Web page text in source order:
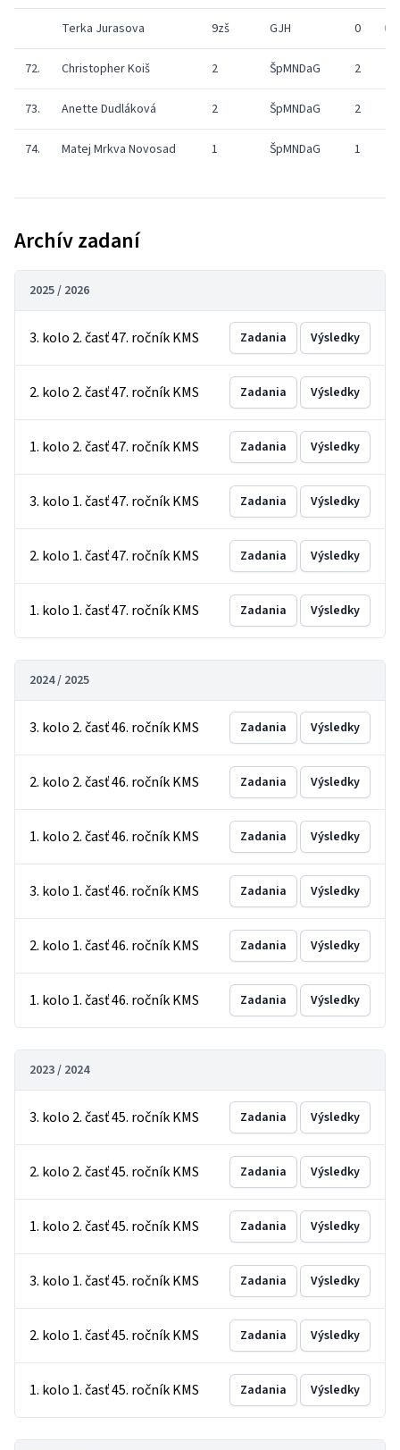
Terka Jurasova 9zš GJH 0 0
72. Christopher Koiš 2 ŠpMNDaG 2
73. Anette Dudláková 2 ŠpMNDaG 2
74. Matej Mrkva Novosad 1 ŠpMNDaG 1
Archív zadaní
2025 / 2026
3. kolo 2. časť 47. ročník KMS Zadania Výsledky
2. kolo 2. časť 47. ročník KMS Zadania Výsledky
1. kolo 2. časť 47. ročník KMS Zadania Výsledky
3. kolo 1. časť 47. ročník KMS Zadania Výsledky
2. kolo 1. časť 47. ročník KMS Zadania Výsledky
1. kolo 1. časť 47. ročník KMS Zadania Výsledky
2024 / 2025
3. kolo 2. časť 46. ročník KMS Zadania Výsledky
2. kolo 2. časť 46. ročník KMS Zadania Výsledky
1. kolo 2. časť 46. ročník KMS Zadania Výsledky
3. kolo 1. časť 46. ročník KMS Zadania Výsledky
2. kolo 1. časť 46. ročník KMS Zadania Výsledky
1. kolo 1. časť 46. ročník KMS Zadania Výsledky
2023 / 2024
3. kolo 2. časť 45. ročník KMS Zadania Výsledky
2. kolo 2. časť 45. ročník KMS Zadania Výsledky
1. kolo 2. časť 45. ročník KMS Zadania Výsledky
3. kolo 1. časť 45. ročník KMS Zadania Výsledky
2. kolo 1. časť 45. ročník KMS Zadania Výsledky
1. kolo 1. časť 45. ročník KMS Zadania Výsledky